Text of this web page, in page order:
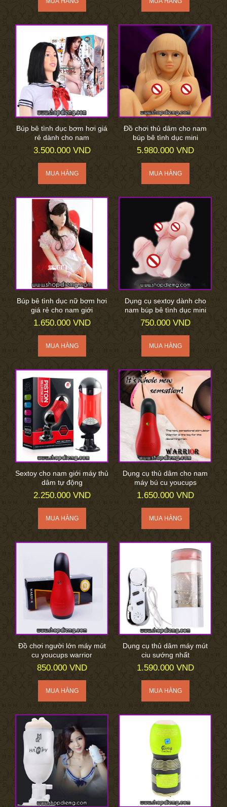
Búp bê tình dục bơm hơi giá
rẻ dành cho nam
3.500.000 VND
Đồ chơi thủ dâm cho nam
búp bê tình dục mini
5.980.000 VND
Búp bê tình dục nữ bơm hơi
giá rẻ cho nam giới
1.650.000 VND
Dụng cụ sextoy dành cho
nam búp bê tình dục mini
750.000 VND
Sextoy cho nam giới máy thủ
dâm tự động
2.250.000 VND
Dụng cụ thủ dâm cho nam
máy bú cu youcups
1.650.000 VND
Đồ chơi người lớn máy mút
cu youcups warrior
850.000 VND
Dụng cụ thủ dâm máy mút
ciu sướng nhất
1.590.000 VND